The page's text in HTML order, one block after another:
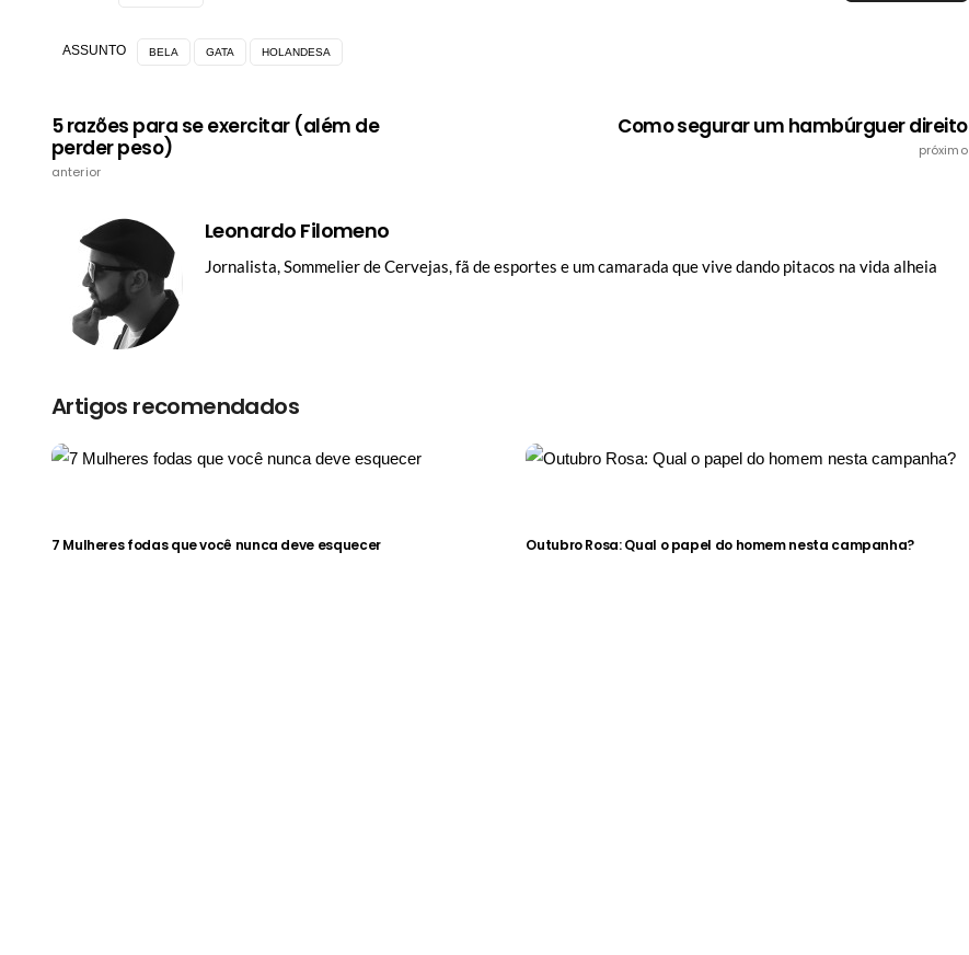
ASSUNTO BELA GATA HOLANDESA
5 razões para se exercitar (além de
perder peso)
anterior
Como segurar um hambúrguer direito
próximo
Leonardo Filomeno
Jornalista, Sommelier de Cervejas, fã de esportes e um camarada que vive dando pitacos na vida alheia
Artigos recomendados
7 Mulheres fodas que você nunca deve esquecer Outubro Rosa: Qual o papel do homem nesta campanha?